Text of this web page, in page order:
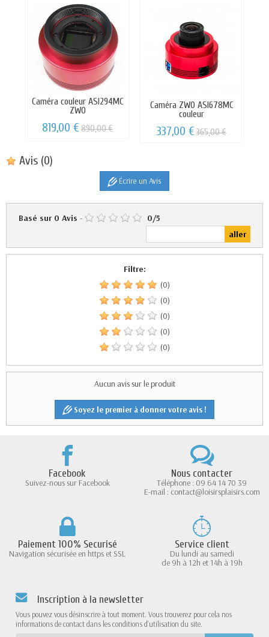
Caméra couleur ASI294MC
ZWO
819,00 €890,00 €
Caméra ZWO ASI678MC
couleur
337,00 €365,00 €
Avis (0)
Écrire un Avis
Basé sur 0 Avis - 0/5
Filtre:
(0)
(0)
(0)
(0)
(0)
Aucun avis sur le produit
Soyez le premier à donner votre avis !
Facebook
Suivez-nous sur Facebook
Nous contacter
Téléphone : 09 64 14 70 39
E-mail : contact@loisirsplaisirs.com
Paiement 100% Securisé
Navigation sécurisée en https et SSL
Service client
Du lundi au samedi
de 9h à 12h et 14h à 19h
Inscription à la newsletter
Vous pouvez vous désinscrire à tout moment. Vous trouverez pour cela nos
informations de contact dans les conditions d'utilisation du site.